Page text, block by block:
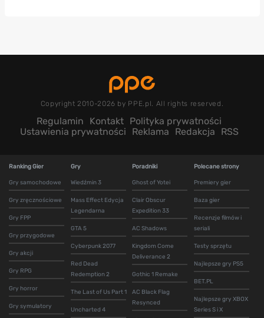
Copyright 2010-2026 by PPE.pl. All rights reserved.
Regulamin Kontakt Polityka prywatności
Ustawienia prywatności
Reklama Redakcja RSS
Ranking Gier
Gry samochodowe
Gry zręcznościowe
Gry FPP
Gry przygodowe
Gry akcji
Gry RPG
Gry horror
Gry symulatory
Gry
Wiedźmin 3
Mass Effect Edycja
Legendarna
GTA 5
Cyberpunk 2077
Red Dead
Redemption 2
The Last of Us Part 1
Uncharted 4
Poradniki
Ghost of Yotei
Clair Obscur
Expedition 33
AC Shadows
Kingdom Come
Deliverance 2
Gothic 1 Remake
AC Black Flag
Resynced
Polecane strony
Premiery gier
Baza gier
Recenzje filmów i
seriali
Testy sprzętu
Najlepsze gry PS5
BET.PL
Najlepsze gry XBOX
Series S i X